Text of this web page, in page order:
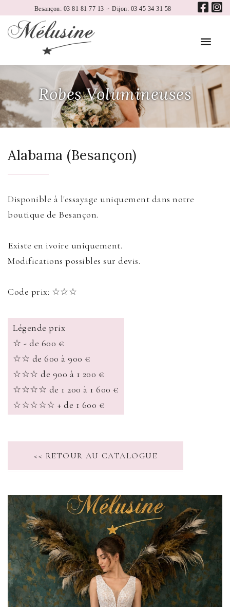
Besançon: 03 81 81 77 13 - Dijon: 03 45 34 31 58
Robes Volumineuses
Alabama (Besançon)
Disponible à l'essayage uniquement dans notre
boutique de Besançon.
Existe en ivoire uniquement.
Modifications possibles sur devis.
Code prix: ☆☆☆
Légende prix
☆ - de 600 €
☆☆ de 600 à 900 €
☆☆☆ de 900 à 1 200 €
☆☆☆☆ de 1 200 à 1 600 €
☆☆☆☆☆ + de 1 600 €
<< RETOUR AU CATALOGUE